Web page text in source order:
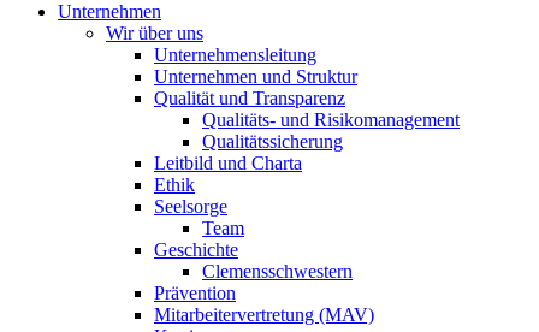
Unternehmen
Wir über uns
Unternehmensleitung
Unternehmen und Struktur
Qualität und Transparenz
Qualitäts- und Risikomanagement
Qualitätssicherung
Leitbild und Charta
Ethik
Seelsorge
Team
Geschichte
Clemensschwestern
Prävention
Mitarbeitervertretung (MAV)